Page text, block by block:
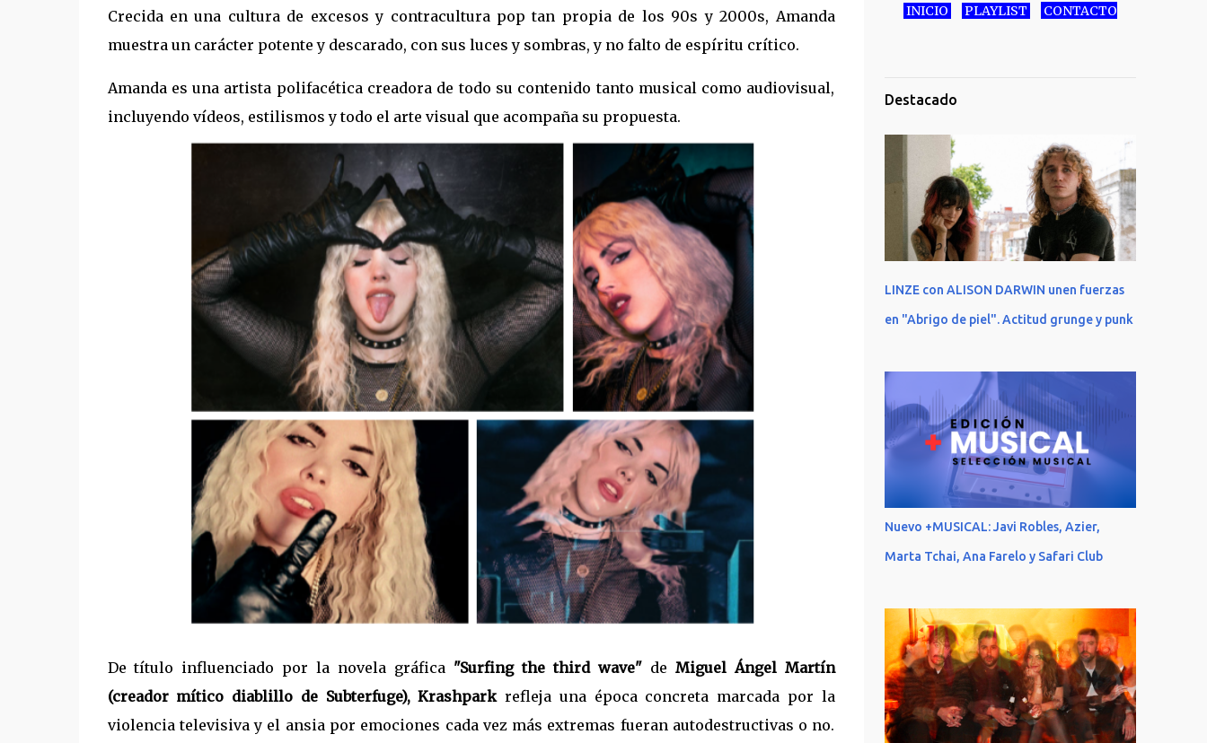
Crecida en una cultura de excesos y contracultura pop tan propia de los 90s y 2000s, Amanda
muestra un carácter potente y descarado, con sus luces y sombras, y no falto de espíritu crítico.
Amanda es una artista polifacética creadora de todo su contenido tanto musical como audiovisual,
incluyendo vídeos, estilismos y todo el arte visual que acompaña su propuesta.
De título influenciado por la novela gráfica "Surfing the third wave"de Miguel Ángel Martín
(creador mítico diablillo de Subterfuge), Krashparkrefleja una época concreta marcada por la
violencia televisiva y el ansia por emociones cada vez más extremas fueran autodestructivas o no.
INICIO PLAYLIST CONTACTO
Destacado
LINZE con ALISON DARWIN unen fuerzas
en "Abrigo de piel". Actitud grunge y punk
Nuevo +MUSICAL: Javi Robles, Azier,
Marta Tchai, Ana Farelo y Safari Club